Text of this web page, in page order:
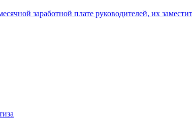
заработной плате руководителей, их